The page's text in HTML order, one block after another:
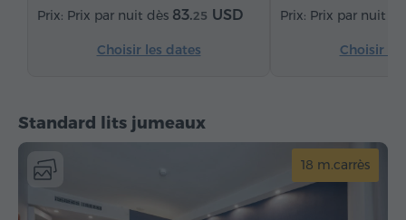
Fer à repasser avec planche
Prix par nuit dès 83.25 USD
Choisir les dates
Prix par nuit
Choisir
Standard lits jumeaux
18 m.carrès